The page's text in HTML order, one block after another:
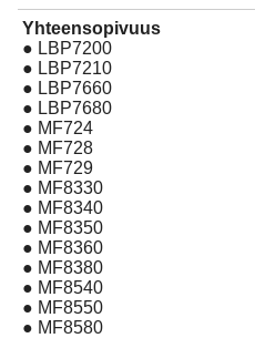
Yhteensopivuus
● LBP7200
● LBP7210
● LBP7660
● LBP7680
● MF724
● MF728
● MF729
● MF8330
● MF8340
● MF8350
● MF8360
● MF8380
● MF8540
● MF8550
● MF8580